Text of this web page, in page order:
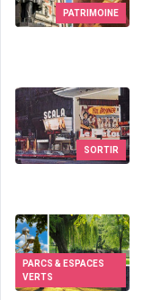
PATRIMOINE
SORTIR
PARCS & ESPACES
VERTS